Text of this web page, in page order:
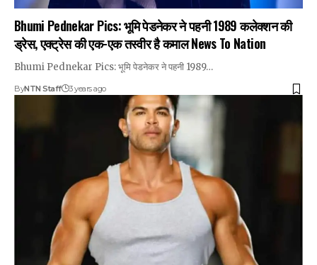
Bhumi Pednekar Pics: भूमि पेडनेकर ने पहनी 1989 कलेक्शन की
ड्रेस, एक्ट्रेस की एक-एक तस्वीर है कमाल News To Nation
Bhumi Pednekar Pics: भूमि पेडनेकर ने पहनी 1989…
ByNTN Staff 3 years ago